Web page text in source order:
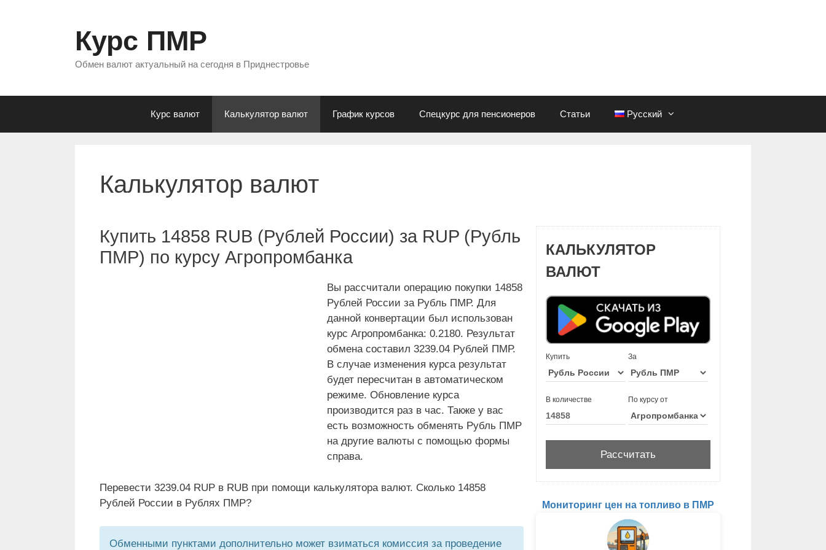
Курс ПМР
Обмен валют актуальный на сегодня в Приднестровье
Курс валют Калькулятор валют График курсов Спецкурс для пенсионеров Статьи Русский
Калькулятор валют
Купить 14858 RUB (Рублей России) за RUP (Рубль
ПМР) по курсу Агропромбанка
Вы рассчитали операцию покупки 14858
Рублей России за Рубль ПМР. Для
данной конвертации был использован
курс Агропромбанка: 0.2180. Результат
обмена составил 3239.04 Рублей ПМР.
В случае изменения курса результат
будет пересчитан в автоматическом
режиме. Обновление курса
производится раз в час. Также у вас
есть возможность обменять Рубль ПМР
на другие валюты с помощью формы
справа.
Перевести 3239.04 RUP в RUB при помощи калькулятора валют. Сколько 14858
Рублей России в Рублях ПМР?
Обменными пунктами дополнительно может взиматься комиссия за проведение
КАЛЬКУЛЯТОР
ВАЛЮТ
Купить За
В количестве По курсу от
Мониторинг цен на топливо в ПМР